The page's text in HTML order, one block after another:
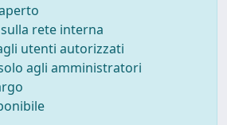
rete interna
utenti autorizzati
agli amministratori